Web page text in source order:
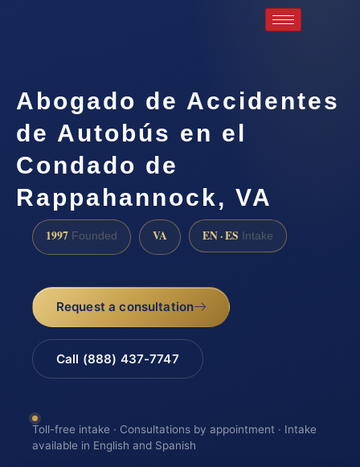
Abogado de Accidentes
de Autobús en el
Condado de
Rappahannock, VA
1997 Founded VA EN · ES Intake
Request a consultation
Call (888) 437-7747
Toll-free intake · Consultations by appointment · Intake
available in English and Spanish